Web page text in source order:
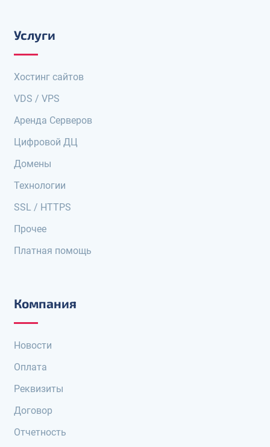
Услуги
Хостинг сайтов
VDS / VPS
Аренда Серверов
Цифровой ДЦ
Домены
Технологии
SSL / HTTPS
Прочее
Платная помощь
Компания
Новости
Оплата
Реквизиты
Договор
Отчетность